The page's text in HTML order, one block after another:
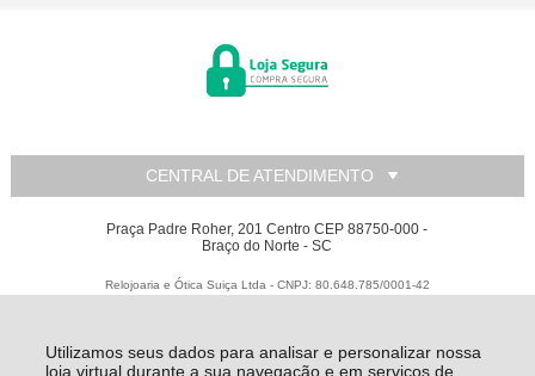
Utilizamos seus dados para analisar e personalizar nossa
loja virtual durante a sua navegação e em serviços de
CENTRAL DE ATENDIMENTO
Praça Padre Roher, 201 Centro CEP 88750-000 -
Braço do Norte - SC
Relojoaria e Ótica Suiça Ltda - CNPJ: 80.648.785/0001-42